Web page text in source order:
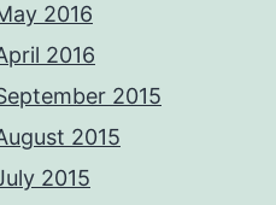
2016
2016
2015
2015
2015